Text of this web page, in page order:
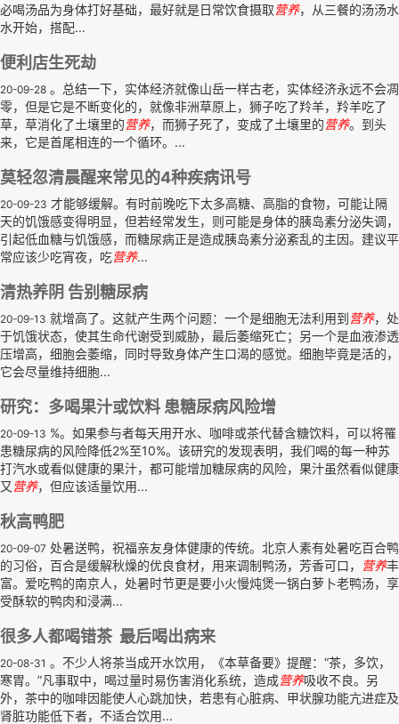
必喝汤品为身体打好基础，最好就是日常饮食摄取营养，从三餐的汤汤水
水开始，搭配...
便利店生死劫
20-09-28 。总结一下，实体经济就像山岳一样古老，实体经济永远不会凋
零，但是它是不断变化的，就像非洲草原上，狮子吃了羚羊，羚羊吃了
草，草消化了土壤里的营养，而狮子死了，变成了土壤里的营养。到头
来，它是首尾相连的一个循环。...
莫轻忽清晨醒来常见的4种疾病讯号
20-09-23 才能够缓解。有时前晚吃下太多高糖、高脂的食物，可能让隔
天的饥饿感变得明显，但若经常发生，则可能是身体的胰岛素分泌失调，
引起低血糖与饥饿感，而糖尿病正是造成胰岛素分泌紊乱的主因。建议平
常应该少吃宵夜，吃营养...
清热养阴 告别糖尿病
20-09-13 就增高了。这就产生两个问题：一个是细胞无法利用到营养，处
于饥饿状态，使其生命代谢受到威胁，最后萎缩死亡；另一个是血液渗透
压增高，细胞会萎缩，同时导致身体产生口渴的感觉。细胞毕竟是活的，
它会尽量维持细胞...
研究：多喝果汁或饮料 患糖尿病风险增
20-09-13 %。如果参与者每天用开水、咖啡或茶代替含糖饮料，可以将罹
患糖尿病的风险降低2%至10%。该研究的发现表明，我们喝的每一种苏
打汽水或看似健康的果汁，都可能增加糖尿病的风险，果汁虽然看似健康
又 营养，但应该适量饮用...
秋高鸭肥
20-09-07 处暑送鸭，祝福亲友身体健康的传统。北京人素有处暑吃百合鸭
的习俗，百合是缓解秋燥的优良食材，用来调制鸭汤，芳香可口，
营养丰
富。爱吃鸭的南京人，处暑时节更是要小火慢炖煲一锅白萝卜老鸭汤，享
受酥软的鸭肉和浸满...
很多人都喝错茶 最后喝出病来
20-08-31 。不少人将茶当成开水饮用，《本草备要》提醒：“茶，多饮，
寒胃。”凡事取中，喝过量时易伤害消化系统，造成营养吸收不良。另
外，茶中的咖啡因能使人心跳加快，若患有心脏病、甲状腺功能亢进症及
肾脏功能低下者，不适合饮用...